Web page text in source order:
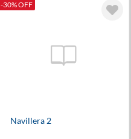
-30% OFF
Navillera 2